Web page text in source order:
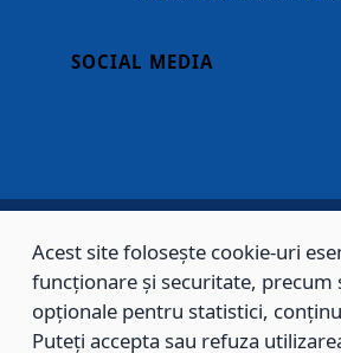
SOCIAL MEDIA
Copyright © 2002 - 2026 - PRIMĂRIA MUNICIPIULUI
rezervate.
Acest site folosește cookie-uri
funcționare și securitate, precum
opționale pentru statistici,
Puteți accepta sau refuza